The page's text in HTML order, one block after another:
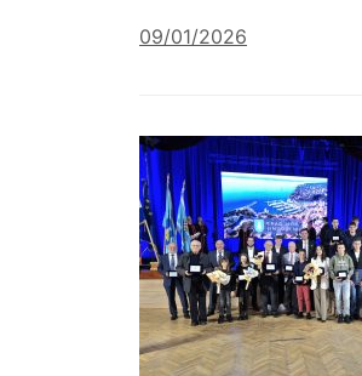
09/01/2026